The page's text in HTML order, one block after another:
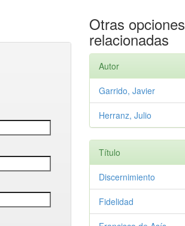
Otras opciones
relacionadas
Autor
Garrido, Javier
Herranz, Julio
Título
Discernimiento
Fidelidad